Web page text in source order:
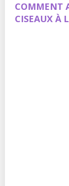
COMMENT
CISEAUX À